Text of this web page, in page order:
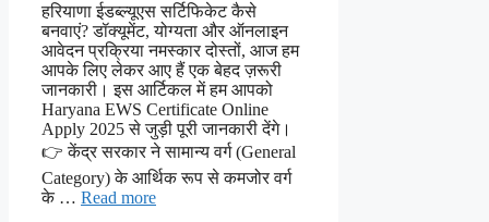
हरियाणा ईडब्ल्यूएस सर्टिफिकेट कैसे
बनवाएं? डॉक्यूमेंट, योग्यता और ऑनलाइन
आवेदन प्रक्रिया नमस्कार दोस्तों, आज हम
आपके लिए लेकर आए हैं एक बेहद ज़रूरी
जानकारी। इस आर्टिकल में हम आपको
Haryana EWS Certificate Online
Apply 2025 से जुड़ी पूरी जानकारी देंगे।
👉 केंद्र सरकार ने सामान्य वर्ग (General
Category) के आर्थिक रूप से कमजोर वर्ग
के … Read more